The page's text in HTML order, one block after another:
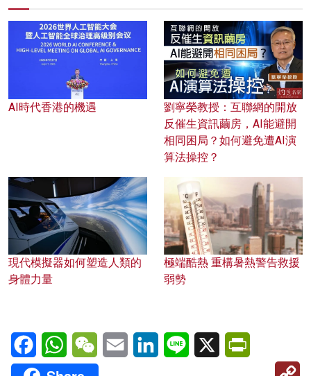
AI時代香港的機遇
劉寧榮教授：互聯網的開放
反催生資訊繭房，AI能避開
相同困局？如何避免遭AI演
算法操控？
現代模擬器如何塑造人類的
身體力量
極端酷熱 重構暑熱警告救援
弱勢
FacebookWhatsAppWeChatEmail LinkedInLine X